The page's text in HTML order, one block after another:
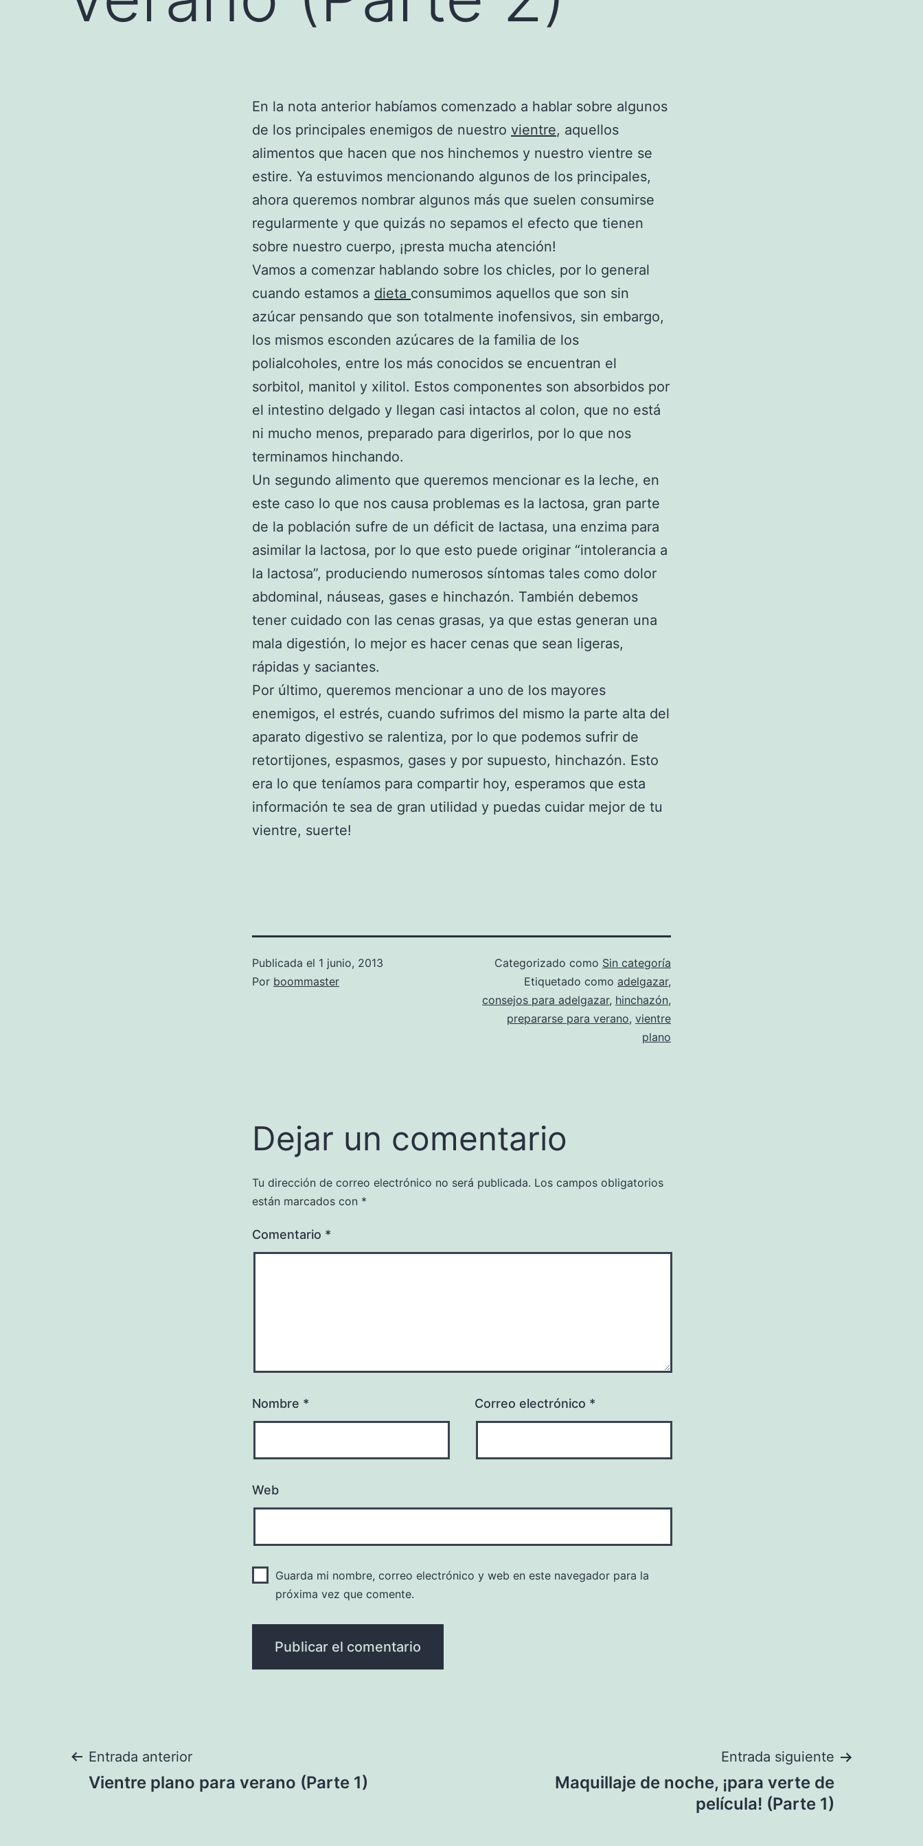
En la nota anterior habíamos comenzado a hablar sobre algunos
de los principales enemigos de nuestro vientre, aquellos
alimentos que hacen que nos hinchemos y nuestro vientre se
estire. Ya estuvimos mencionando algunos de los principales,
ahora queremos nombrar algunos más que suelen consumirse
regularmente y que quizás no sepamos el efecto que tienen
sobre nuestro cuerpo, ¡presta mucha atención!
Vamos a comenzar hablando sobre los chicles, por lo general
cuando estamos a dieta consumimos aquellos que son sin
azúcar pensando que son totalmente inofensivos, sin embargo,
los mismos esconden azúcares de la familia de los
polialcoholes, entre los más conocidos se encuentran el
sorbitol, manitol y xilitol. Estos componentes son absorbidos por
el intestino delgado y llegan casi intactos al colon, que no está
ni mucho menos, preparado para digerirlos, por lo que nos
terminamos hinchando.
Un segundo alimento que queremos mencionar es la leche, en
este caso lo que nos causa problemas es la lactosa, gran parte
de la población sufre de un déficit de lactasa, una enzima para
asimilar la lactosa, por lo que esto puede originar “intolerancia a
la lactosa”, produciendo numerosos síntomas tales como dolor
abdominal, náuseas, gases e hinchazón. También debemos
tener cuidado con las cenas grasas, ya que estas generan una
mala digestión, lo mejor es hacer cenas que sean ligeras,
rápidas y saciantes.
Por último, queremos mencionar a uno de los mayores
enemigos, el estrés, cuando sufrimos del mismo la parte alta del
aparato digestivo se ralentiza, por lo que podemos sufrir de
retortijones, espasmos, gases y por supuesto, hinchazón. Esto
era lo que teníamos para compartir hoy, esperamos que esta
información te sea de gran utilidad y puedas cuidar mejor de tu
vientre, suerte!
Publicada el 1 junio, 2013
Por boommaster
Categorizado como Sin categoría
Etiquetado como adelgazar,
consejos para adelgazar, hinchazón,
prepararse para verano, vientre
plano
Dejar un comentario
Tu dirección de correo electrónico no será publicada. Los campos obligatorios
están marcados con *
Comentario *
Nombre * Correo electrónico *
Web
Guarda mi nombre, correo electrónico y web en este navegador para la
próxima vez que comente.
Navegación
Entrada anterior
Vientre plano para verano (Parte 1)
Entrada siguiente
Maquillaje de noche, ¡para verte de
película! (Parte 1)